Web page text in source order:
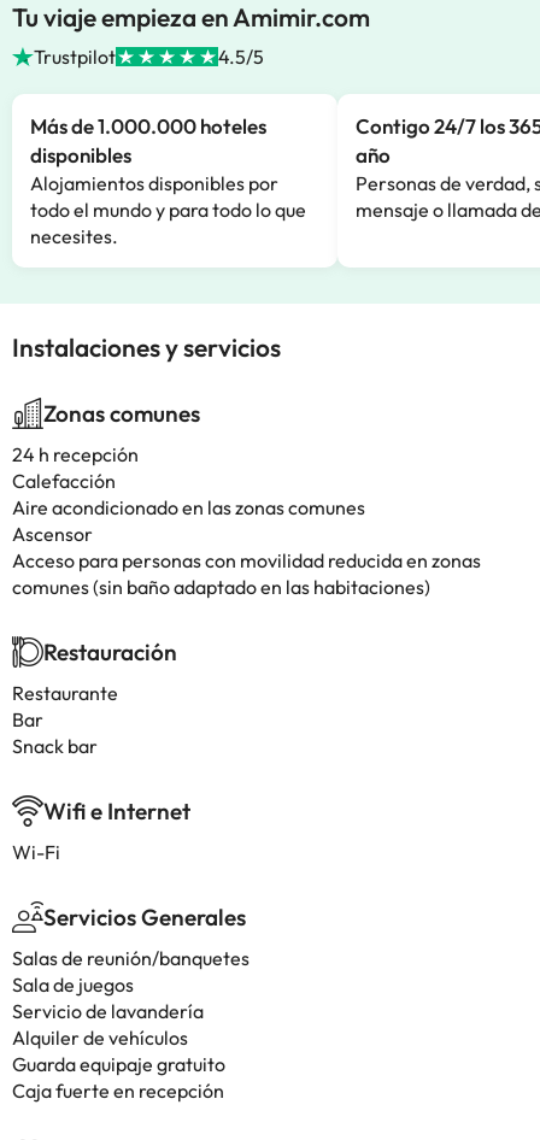
Tu viaje empieza en Amimir.com
Trustpilot 4.5/5
Más de 1.000.000 hoteles
disponibles
Alojamientos disponibles por
todo el mundo y para todo lo que
necesites.
Contigo 24/7 los
año
Personas de verdad,
mensaje o llamada
Instalaciones y servicios
Zonas comunes
24 h recepción
Calefacción
Aire acondicionado en las zonas comunes
Ascensor
Acceso para personas con movilidad reducida en zonas
comunes (sin baño adaptado en las habitaciones)
Restauración
Restaurante
Bar
Snack bar
Wifi e Internet
Wi-Fi
Servicios Generales
Salas de reunión/banquetes
Sala de juegos
Servicio de lavandería
Alquiler de vehículos
Guarda equipaje gratuito
Caja fuerte en recepción